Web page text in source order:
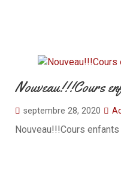
Nouveau!!!Cours
septembre 28, 2020
Nouveau!!!Cours